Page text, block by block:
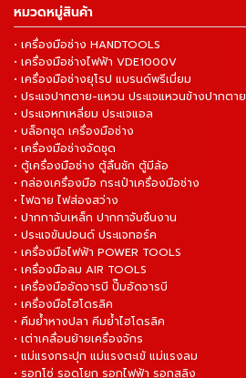
หมวดหมู่สินค้า
• เครื่องมือช่าง HANDTOOLS
• เครื่องมือช่างไฟฟ้า VDE1000V
• เครื่องมือช่างยุโรป แบรนด์พรีเมี่ยม
• ประแจปากตาย-แหวน ประแจแหวนข้างปากตาย
• ประแจหกเหลี่ยม ประแจแอล
• บล็อกชุด เครื่องมือช่าง
• เครื่องมือช่างจัดชุด
• ตู้เครื่องมือช่าง ตู้ลิ้นชัก ตู้มีล้อ
• กล่องเครื่องมือ กระเป๋าเครื่องมือช่าง
• ไฟฉาย ไฟส่องสว่าง
• ปากกาจับเหล็ก ปากกาจับชิ้นงาน
• ประแจขันปอนด์ ประแจทอร์ค
• เครื่องมือไฟฟ้า POWER TOOLS
• เครื่องมือลม AIR TOOLS
• เครื่องมืออัดจารบี ปั๊มอัดจารบี
• เครื่องมือไฮโดรลิค
• คีมย้ำหางปลา คีมย้ำไฮโดรลิค
• เต่าเคลื่อนย้ายเครื่องจักร
• แม่แรงกระปุก แม่แรงตะเข้ แม่แรงลม
• รอกโซ่ รอดโยก รอกไฟฟ้า รอกสลิง